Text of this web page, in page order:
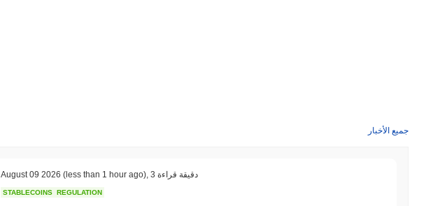
جميع الأخبار
August 09 2026 (less than 1 hour ago) 3 دقيقة قراءة
STABLECOINS REGULATION